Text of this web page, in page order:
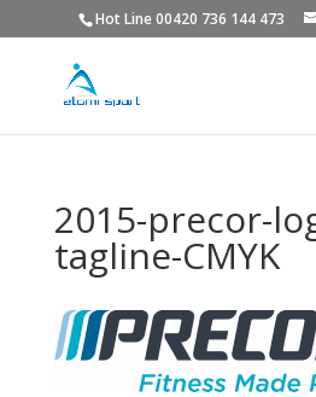
Hot Line 00420 736 144 473
2015-precor-
tagline-CMYK